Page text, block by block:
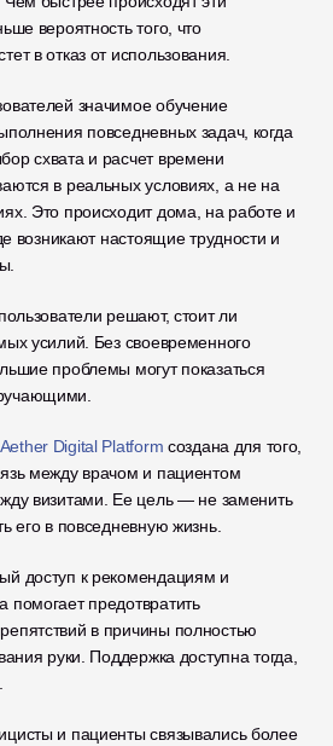
вероятность того, что
в отказ от использования.
значимое обучение
повседневных задач, когда
схвата и расчет времени
в реальных условиях, а не на
Это происходит дома, на работе и
возникают настоящие трудности и
решают, стоит ли
усилий. Без своевременного
проблемы могут показаться
Aether Digital Platform создана для того,
между врачом и пациентом
визитами. Ее цель — не заменить
его в повседневную жизнь.
доступ к рекомендациям и
предотвратить
в причины полностью
руки. Поддержка доступна тогда,
и пациенты связывались более